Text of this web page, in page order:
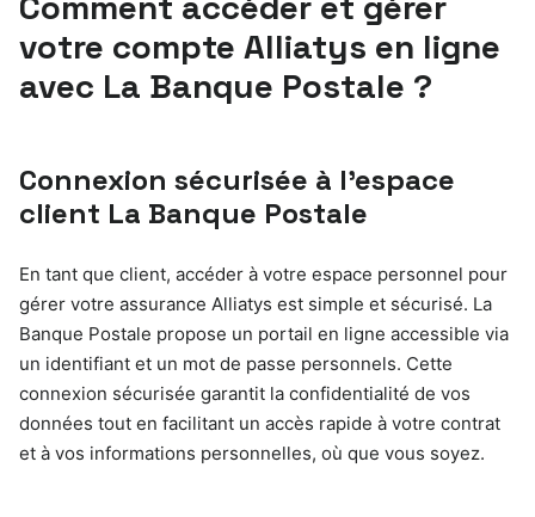
votre compte Alliatys en ligne
avec La Banque Postale ?
Connexion sécurisée à l’espace
client La Banque Postale
En tant que client, accéder à votre espace personnel pour
gérer votre assurance Alliatys est simple et sécurisé. La
Banque Postale propose un portail en ligne accessible via
un identifiant et un mot de passe personnels. Cette
connexion sécurisée garantit la confidentialité de vos
données tout en facilitant un accès rapide à votre contrat
et à vos informations personnelles, où que vous soyez.